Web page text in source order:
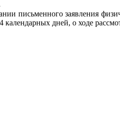
письменного заявления
календарных дней, о ходе